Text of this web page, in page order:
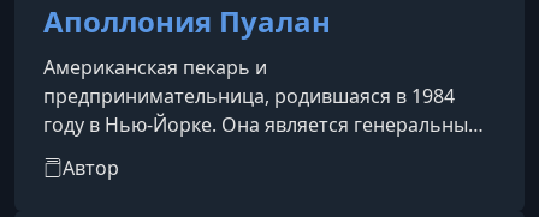
Аполлония Пуалан
Американская пекарь и
предпринимательница, родившаяся в 1984
году в Нью-Йорке. Она является генеральным
директором и владельцем знаменитой
парижской пекарни Poilâne, основанной её
Автор